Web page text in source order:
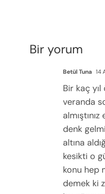
Bir yorum
Betül Tuna 14
Bir kaç
veranda
denk
altına
kesikti o
konu hep
demek ki